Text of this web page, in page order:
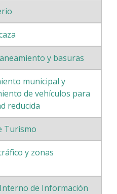
y basuras
municipal y
de vehículos para
reducida
Turismo
y zonas
de Información